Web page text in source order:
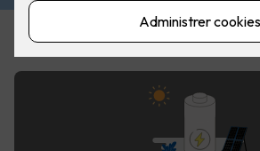
Husstand med fire personer
Forventet årlig